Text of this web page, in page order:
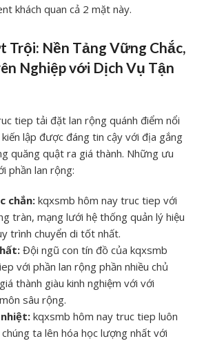
khách quan cả 2 mặt này.
Trội: Nền Tảng Vững Chắc,
Nghiệp với Dịch Vụ Tận
tiep tải đặt lan rộng quánh điểm nổi
lập được đáng tin cậy với địa gắng
quăng quật ra giá thành. Những ưu
phần lan rộng:
chắn:kqxsmb hôm nay truc tiep với
tràn, mạng lưới hệ thống quản lý hiệu
trình chuyển di tốt nhất.
Đội ngũ con tín đồ của kqxsmb
với phần lan rộng phần nhiều chủ
thành giàu kinh nghiệm với với
sâu rộng.
kqxsmb hôm nay truc tiep luôn
ta lên hóa học lượng nhất với